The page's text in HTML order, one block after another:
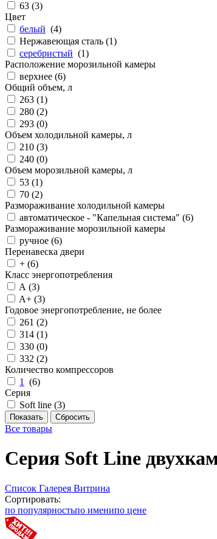
63 (3)
Цвет
белый (4)
Нержавеющая сталь (1)
серебристый (1)
Расположение морозильной камеры
верхнее (6)
Общий объем, л
263 (1)
280 (2)
293 (0)
Объем холодильной камеры, л
210 (3)
240 (0)
Объем морозильной камеры, л
53 (1)
70 (2)
Размораживание холодильной камеры
автоматическое - "Капельная система" (6)
Размораживание морозильной камеры
ручное (6)
Перенавеска двери
+ (6)
Класс энергопотребления
A (3)
A+ (3)
Годовое энергопотребление, не более
261 (2)
314 (1)
330 (0)
332 (2)
Количество компрессоров
1
(6)
Серия
Soft line (3)
Все товары
Серия Soft Line
Список Галерея Витрина
Сортировать:
по популярностьпо именипо цене